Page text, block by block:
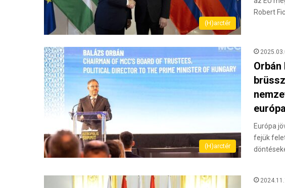
(H)arctér
Robert
(H)arctér
Európa
fejük